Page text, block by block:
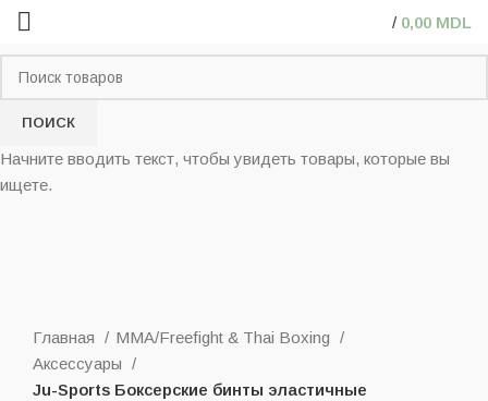
/ 0,00 MDL
Главная
MMA/Freefight & Thai Boxing
Аксессуары
Ju-Sports Боксерские бинты эластичные
ПОИСК
Начните вводить текст, чтобы увидеть товары, которые вы
ищете.